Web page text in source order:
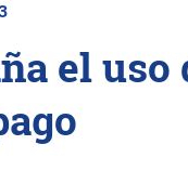
el